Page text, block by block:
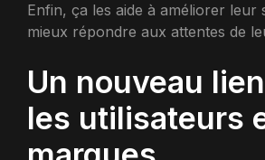
Enfin, ça les aide à améliorer leur
mieux répondre aux attentes de
Un nouveau
les utilisateurs